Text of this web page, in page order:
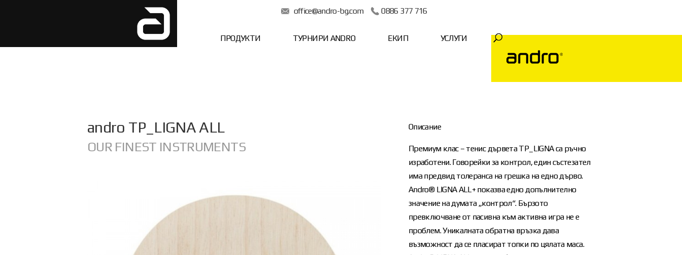
office@andro-bg.com 0886 377 716
ПРОДУКТИ ТУРНИРИ ANDRO ЕКИП УСЛУГИ
andro TP_LIGNA ALL
OUR FINEST INSTRUMENTS
Описание
Премиум клас – тенис дървета TP_LIGNA са ръчно
изработени. Говорейки за контрол, един състезател
има предвид толеранса на грешка на едно дърво.
Аndro® LIGNA ALL+ показва едно допълнително
значение на думата „контрол“. Бързото
превключване от пасивна към активна игра не е
проблем. Уникалната обратна връзка дава
възможност да се пласират топки по цялата маса.